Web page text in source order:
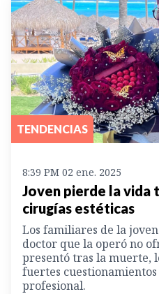
TENDENCIAS
8:39 PM 02 ene. 2025
Joven pierde la vida
cirugías estéticas
Los familiares de la
doctor que la operó no
presentó tras la muerte,
fuertes
profesional.